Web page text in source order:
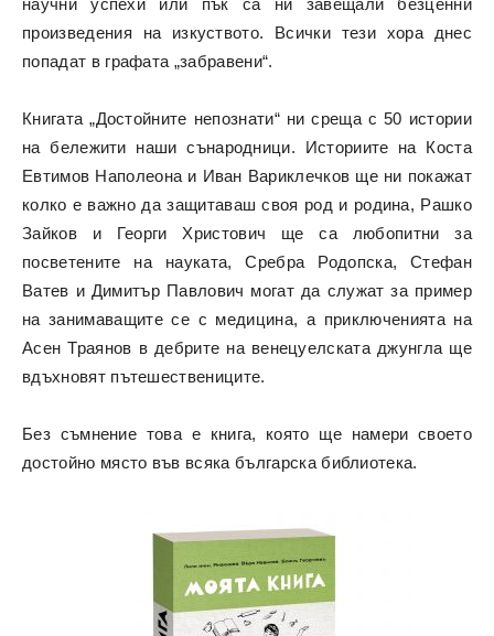
научни успехи или пък са ни завещали безценни
произведения на изкуството. Всички тези хора днес
попадат в графата „забравени“.
Книгата „Достойните непознати“ ни среща с 50 истории
на бележити наши сънародници. Историите на Коста
Евтимов Наполеона и Иван Вариклечков ще ни покажат
колко е важно да защитаваш своя род и родина, Рашко
Зайков и Георги Христович ще са любопитни за
посветените на науката, Сребра Родопска, Стефан
Ватев и Димитър Павлович могат да служат за пример
на занимаващите се с медицина, а приключенията на
Асен Траянов в дебрите на венецуелската джунгла ще
вдъхновят пътешествениците.
Без съмнение това е книга, която ще намери своето
достойно място във всяка българска библиотека.